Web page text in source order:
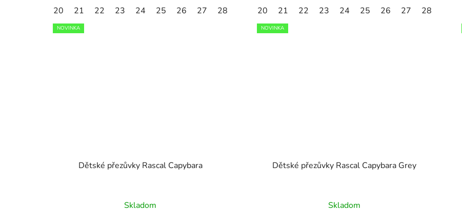
20 21 22 23 24 25 26 27 28 30 31 32 33 34 35
20 21 22 23 24 25 26 27 28
NOVINKA
Dětské přezůvky Rascal Capybara
Skladom
NOVINKA
Dětské přezůvky Rascal Capybara Grey
Skladom